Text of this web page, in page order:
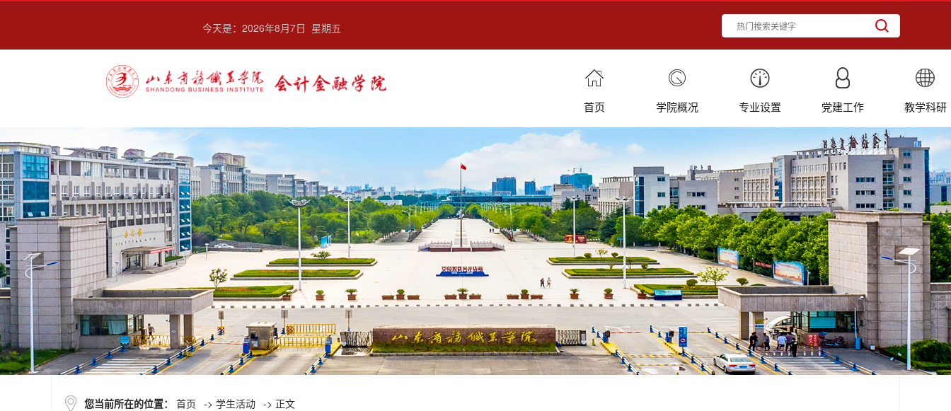
今天是： 2026年8月7日 星期五
首页 学院概况 专业设置 党建工作 教学科研
您当前所在的位置： 首页 -> 学生活动 -> 正文